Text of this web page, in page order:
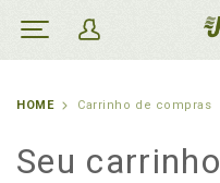
HOME Carrinho de compras
Seu carrinho